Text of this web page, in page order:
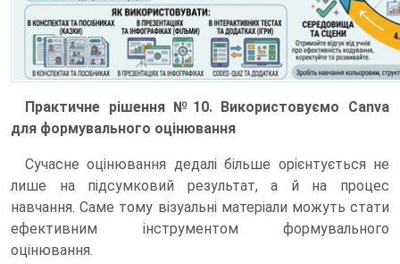
Практичне рішення №10. Використовуємо Canva
для формувального оцінювання
Сучасне оцінювання дедалі більше орієнтується не
лише на підсумковий результат, а й на процес
навчання. Саме тому візуальні матеріали можуть стати
ефективним інструментом формувального
оцінювання.